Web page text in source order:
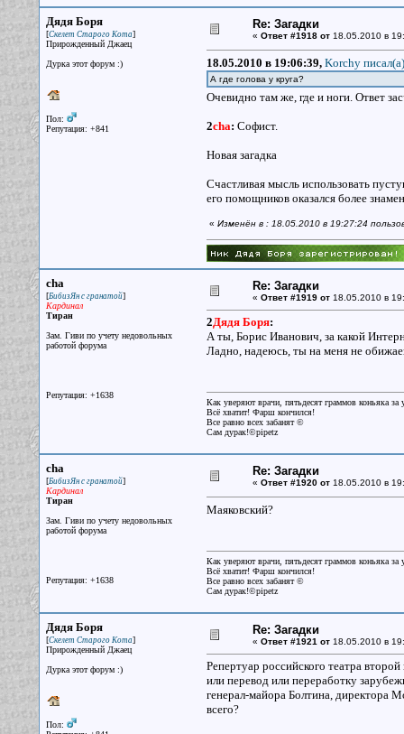
Дядя Боря
[Скелет Старого Кота]
Прирожденный Джаец
Дурка этот форум :)
Пол:
Репутация: +841
Re: Загадки
« Ответ #1918 от18.05.2010 в
18.05.2010 в 19:06:39, Korchy писал(a)
А где голова у круга?
Очевидно там же, где и ноги. Ответ
2cha: Софист.
Новая загадка
Счастливая мысль использовать
его помощников оказался более
« Изменён в : 18.05.2010 в 19:27:24
cha
[БибизЯн с гранатой]
Кардинал
Тиран
Зам. Гиви по учету недовольных
работой форума
Репутация: +1638
Re: Загадки
« Ответ #1919 от18.05.2010 в
2Дядя Боря:
А ты, Борис Иванович, за какой
Ладно, надеюсь, ты на меня не
Как уверяют врачи, пятьдесят граммов коньяка
Всё хватит! Фарш кончился!
Все равно всех забанят ©
Сам дурак!©pipetz
cha
[БибизЯн с гранатой]
Кардинал
Тиран
Зам. Гиви по учету недовольных
работой форума
Репутация: +1638
Re: Загадки
« Ответ #1920 от18.05.2010 в
Маяковский?
Как уверяют врачи, пятьдесят граммов коньяка
Всё хватит! Фарш кончился!
Все равно всех забанят ©
Сам дурак!©pipetz
Дядя Боря
[Скелет Старого Кота]
Прирожденный Джаец
Дурка этот форум :)
Пол:
Re: Загадки
« Ответ #1921 от18.05.2010 в
Репертуар российского театра
или перевод или переработку
генерал-майора Болтина, директора
всего?